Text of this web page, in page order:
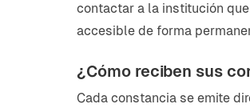
contactar a la institución
accesible de forma
¿Cómo reciben sus
Cada constancia se emite